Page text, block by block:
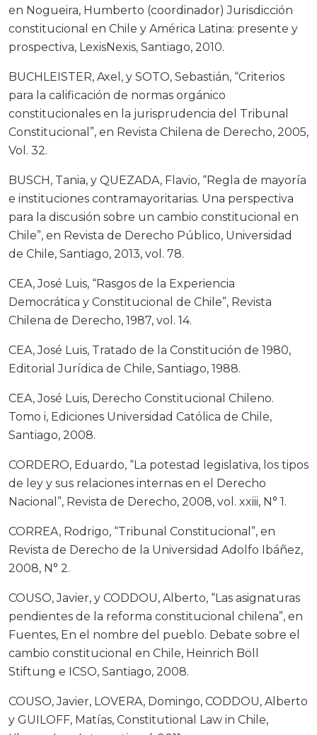
en Nogueira, Humberto (coordinador) Jurisdicción
constitucional en Chile y América Latina: presente y
prospectiva, LexisNexis, Santiago, 2010.
BUCHLEISTER, Axel, y SOTO, Sebastián, “Criterios
para la calificación de normas orgánico
constitucionales en la jurisprudencia del Tribunal
Constitucional”, en Revista Chilena de Derecho, 2005,
Vol. 32.
BUSCH, Tania, y QUEZADA, Flavio, “Regla de mayoría
e instituciones contramayoritarias. Una perspectiva
para la discusión sobre un cambio constitucional en
Chile”, en Revista de Derecho Público, Universidad
de Chile, Santiago, 2013, vol. 78.
CEA, José Luis, “Rasgos de la Experiencia
Democrática y Constitucional de Chile”, Revista
Chilena de Derecho, 1987, vol. 14.
CEA, José Luis, Tratado de la Constitución de 1980,
Editorial Jurídica de Chile, Santiago, 1988.
CEA, José Luis, Derecho Constitucional Chileno.
Tomo i, Ediciones Universidad Católica de Chile,
Santiago, 2008.
CORDERO, Eduardo, “La potestad legislativa, los tipos
de ley y sus relaciones internas en el Derecho
Nacional”, Revista de Derecho, 2008, vol. xxiii, N° 1.
CORREA, Rodrigo, “Tribunal Constitucional”, en
Revista de Derecho de la Universidad Adolfo Ibáñez,
2008, N° 2.
COUSO, Javier, y CODDOU, Alberto, “Las asignaturas
pendientes de la reforma constitucional chilena”, en
Fuentes, En el nombre del pueblo. Debate sobre el
cambio constitucional en Chile, Heinrich Böll
Stiftung e ICSO, Santiago, 2008.
COUSO, Javier, LOVERA, Domingo, CODDOU, Alberto
y GUILOFF, Matías, Constitutional Law in Chile,